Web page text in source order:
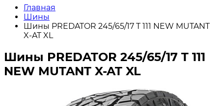
Главная
Шины
Шины PREDATOR 245/65/17 T 111 NEW MUTANT
X-AT XL
Шины PREDATOR 245/65/17 T 111
NEW MUTANT X-AT XL